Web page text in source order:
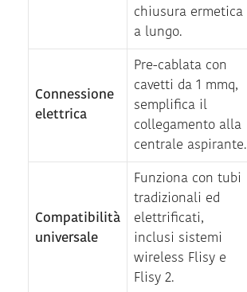
chiusura ermetica
a lungo.
Connessione
elettrica
Pre-cablata con
cavetti da 1 mmq,
semplifica il
collegamento alla
centrale aspirante.
Compatibilità
universale
Funziona con tubi
tradizionali ed
elettrificati,
inclusi sistemi
wireless Flisy e
Flisy 2.